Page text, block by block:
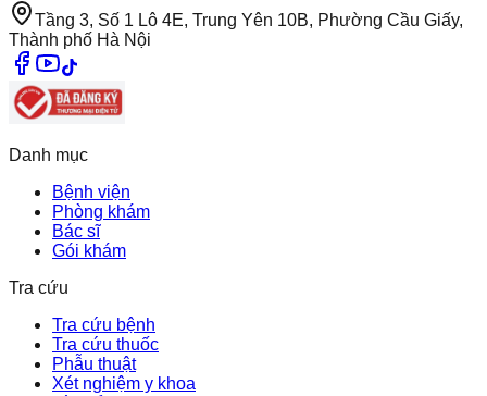
Tầng 3, Số 1 Lô 4E, Trung Yên 10B, Phường Cầu Giấy,
Thành phố Hà Nội
Danh mục
Bệnh viện
Phòng khám
Bác sĩ
Gói khám
Tra cứu
Tra cứu bệnh
Tra cứu thuốc
Phẫu thuật
Xét nghiệm y khoa